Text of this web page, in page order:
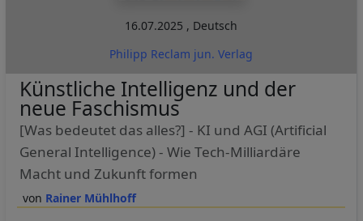
16.07.2025 , Deutsch
Philipp Reclam jun. Verlag
Rainer Mühlhoff
Künstliche Intelligenz und der
neue Faschismus
[Was bedeutet das alles?] - KI und AGI (Artificial
General Intelligence) - Wie Tech-Milliardäre
Macht und Zukunft formen